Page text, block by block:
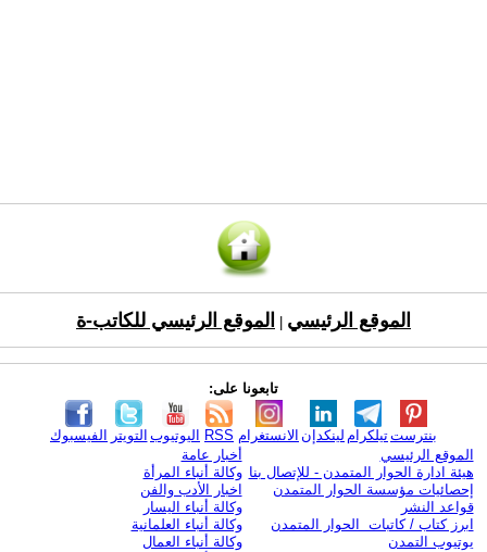
الموقع الرئيسي الموقع الرئيسي للكاتب-ة
تابعونا على:
الفيسبوك التويتر اليوتيوب RSS الانستغرام لينكدإن تيلكرامبنترست
الموقع الرئيسي
هيئة ادارة الحوار المتمدن - للإتصال بنا
إحصائيات مؤسسة الحوار المتمدن
قواعد النشر
ابرز كتاب / كاتبات الحوار المتمدن
يوتيوب التمدن
أخبار عامة
وكالة أنباء المرأة
اخبار الأدب والفن
وكالة أنباء اليسار
وكالة أنباء العلمانية
وكالة أنباء العمال